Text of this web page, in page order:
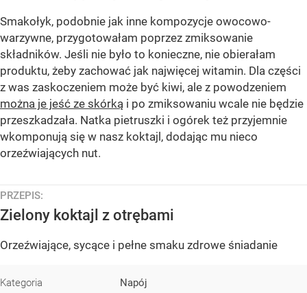
Smakołyk, podobnie jak inne kompozycje owocowo-
warzywne, przygotowałam poprzez zmiksowanie
składników. Jeśli nie było to konieczne, nie obierałam
produktu, żeby zachować jak najwięcej witamin. Dla części
z was zaskoczeniem może być kiwi, ale z powodzeniem
można je jeść ze skórką i po zmiksowaniu wcale nie będzie
przeszkadzała. Natka pietruszki i ogórek też przyjemnie
wkomponują się w nasz koktajl, dodając mu nieco
orzeźwiających nut.
PRZEPIS:
Zielony koktajl z otrębami
Orzeźwiające, sycące i pełne smaku zdrowe śniadanie
Kategoria
Napój